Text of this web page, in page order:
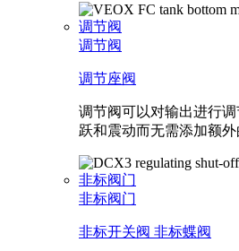
调节阀
调节阀
调节座阀
调节阀可以对输出进行
跃和震动而无需添加额
非标阀门
非标阀门
非标开关阀 非标蝶阀